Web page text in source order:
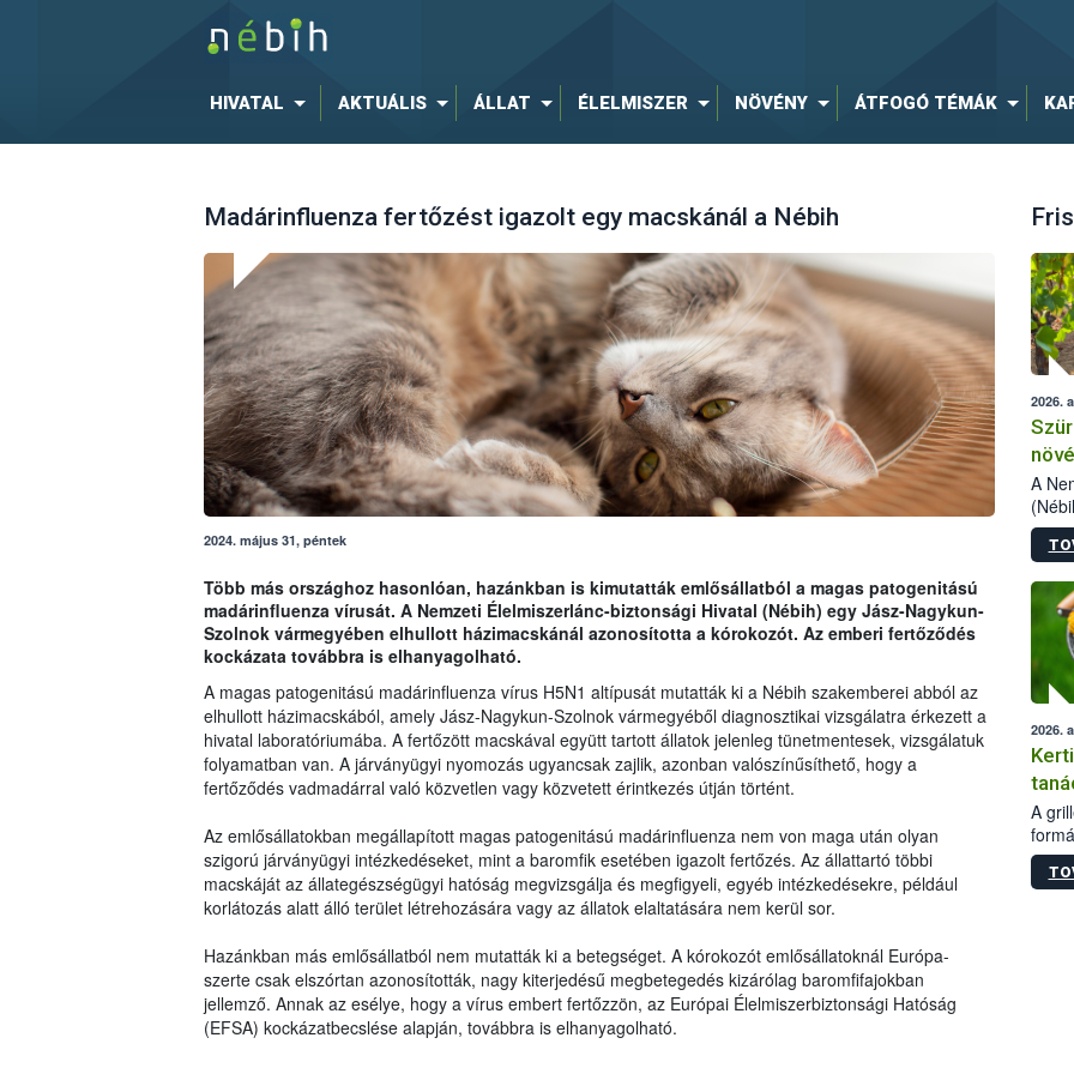
HIVATAL AKTUÁLIS ÁLLAT ÉLELMISZER NÖVÉNY ÁTFOGÓ TÉMÁK
Madárinfluenza fertőzést igazolt egy macskánál a Nébih
2024. május 31, péntek
Több más országhoz hasonlóan, hazánkban is kimutatták emlősállatból a magas patogenitású
madárinfluenza vírusát. A Nemzeti Élelmiszerlánc-biztonsági Hivatal (Nébih) egy Jász-Nagykun-
Szolnok vármegyében elhullott házimacskánál azonosította a kórokozót. Az emberi fertőződés
kockázata továbbra is elhanyagolható.
A magas patogenitású madárinfluenza vírus H5N1 altípusát mutatták ki a Nébih szakemberei abból az
elhullott házimacskából, amely Jász-Nagykun-Szolnok vármegyéből diagnosztikai vizsgálatra érkezett a
hivatal laboratóriumába. A fertőzött macskával együtt tartott állatok jelenleg tünetmentesek, vizsgálatuk
folyamatban van. A járványügyi nyomozás ugyancsak zajlik, azonban valószínűsíthető, hogy a
fertőződés vadmadárral való közvetlen vagy közvetett érintkezés útján történt.
Az emlősállatokban megállapított magas patogenitású madárinfluenza nem von maga után olyan
szigorú járványügyi intézkedéseket, mint a baromfik esetében igazolt fertőzés. Az állattartó többi
macskáját az állategészségügyi hatóság megvizsgálja és megfigyeli, egyéb intézkedésekre, például
korlátozás alatt álló terület létrehozására vagy az állatok elaltatására nem kerül sor.
Hazánkban más emlősállatból nem mutatták ki a betegséget. A kórokozót emlősállatoknál Európa-
szerte csak elszórtan azonosították, nagy kiterjedésű megbetegedés kizárólag baromfifajokban
jellemző. Annak az esélye, hogy a vírus embert fertőzzön, az Európai Élelmiszerbiztonsági Hatóság
(EFSA) kockázatbecslése alapján, továbbra is elhanyagolható.
2026.
A
Az
2026.
A